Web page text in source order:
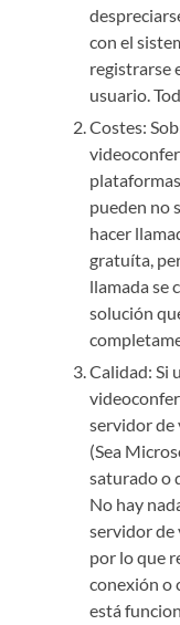
con el
registrarse
usuario.
Costes:
pueden no
hacer
gratuíta,
llamada se
solución
Calidad: Si
servidor de
(Sea
saturado o
No hay
servidor de
por lo que
conexión o
está